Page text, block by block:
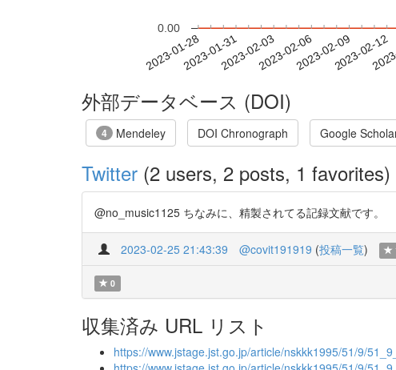
2023-01-282023-01-312023-02-032023-02-062023-02-092023-02-12
0.00
外部データベース (DOI)
4 Mendeley DOI Chronograph Google
Twitter (2 users, 2 posts, 1 favorites)
@no_music1125 ちなみに、精製されてる記録文献です。
2023-02-25 21:43:39 @covit191919 (投稿一覧)
0
収集済み URL リスト
https://www.jstage.jst.go.jp/article/nskkk1995/51/9/